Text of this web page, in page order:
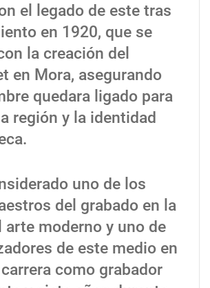
el legado de este tras
en 1920, que se
la creación del
en Mora, asegurando
quedara ligado para
región y la identidad
uno de los
del grabado en la
arte moderno y uno de
de este medio en
como grabador